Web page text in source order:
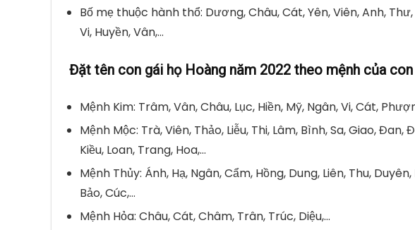
Bố mẹ thuộc hành thổ: Dương, Châu, Cát, Yên, Viên, Anh,
Vi, Huyền, Vân,…
Đặt tên con gái họ Hoàng năm 2022 theo mệnh của con
Mệnh Kim: Trâm, Vân, Châu, Lục, Hiền, Mỹ, Ngân, Vi, Cát,
Mệnh Mộc: Trà, Viên, Thảo, Liễu, Thi, Lâm, Bình, Sa, Giao, Đan,
Kiều, Loan, Trang, Hoa,…
Mệnh Thủy: Ánh, Hạ, Ngân, Cẩm, Hồng, Dung, Liên, Thu,
Bảo, Cúc,…
Mệnh Hỏa: Châu, Cát, Châm, Trân, Trúc, Diệu,…